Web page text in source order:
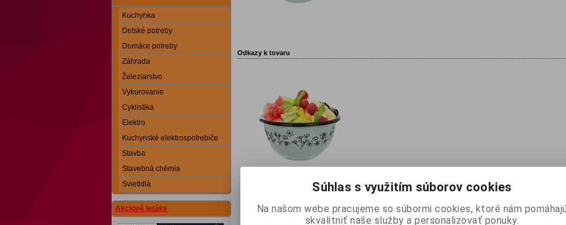
Kuchynka
Detské potreby
Domáce potreby
Záhrada
Železiarstvo
Vykurovanie
Cyklistika
Elektro
Kuchynské elektrospotrebiče
Stavba
Stavebná chémia
Svietidlá
Akciové letáky
Odkazy k tovaru
Súhlas s využitím súborov cookies
Na našom webe pracujeme so súbormi cookies, ktoré nám pomáhajú
skvalitniť naše služby a personalizovať ponuky.